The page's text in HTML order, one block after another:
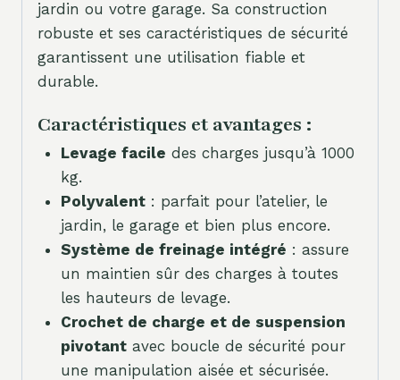
jardin ou votre garage. Sa construction
robuste et ses caractéristiques de sécurité
garantissent une utilisation fiable et
durable.
Caractéristiques et avantages :
Levage facile des charges jusqu’à 1000
kg.
Polyvalent: parfait pour l’atelier, le
jardin, le garage et bien plus encore.
Système de freinage intégré : assure
un maintien sûr des charges à toutes
les hauteurs de levage.
Crochet de charge et de suspension
pivotantavec boucle de sécurité pour
une manipulation aisée et sécurisée.